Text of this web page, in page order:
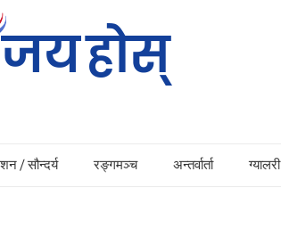
/ सौन्दर्य रङ्गमञ्च अन्तर्वार्ता ग्यालरी